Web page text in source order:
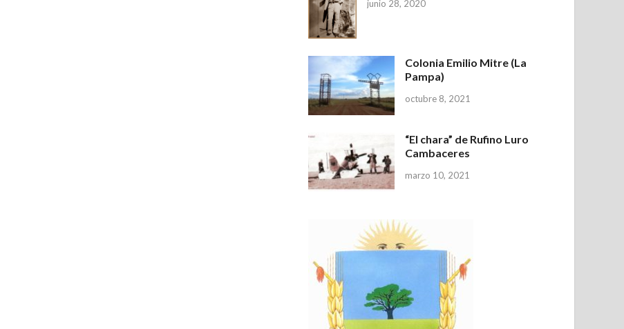
junio 28, 2020
Colonia Emilio Mitre (La
Pampa)
octubre 8, 2021
“El chara” de Rufino Luro
Cambaceres
marzo 10, 2021